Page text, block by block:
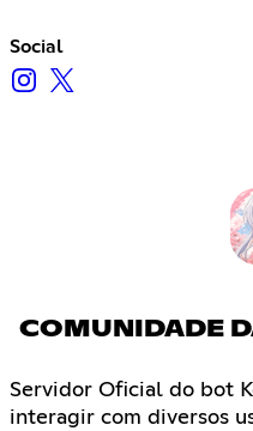
Social
COMUNIDADE
Servidor Oficial do bot
interagir com diversos